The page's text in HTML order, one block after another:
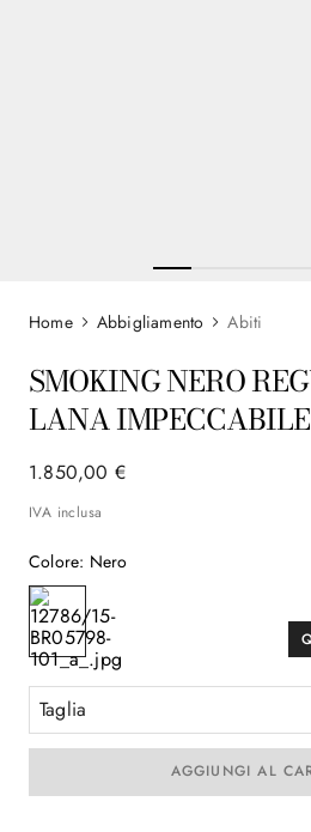
Abbigliamento Abiti
SMOKING NERO
LANA IMPECCABILE
1.850,00 €
IVA inclusa
Colore: Nero
Taglia
AGGIUNGI AL